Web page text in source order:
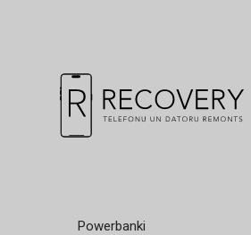
Powerbanki